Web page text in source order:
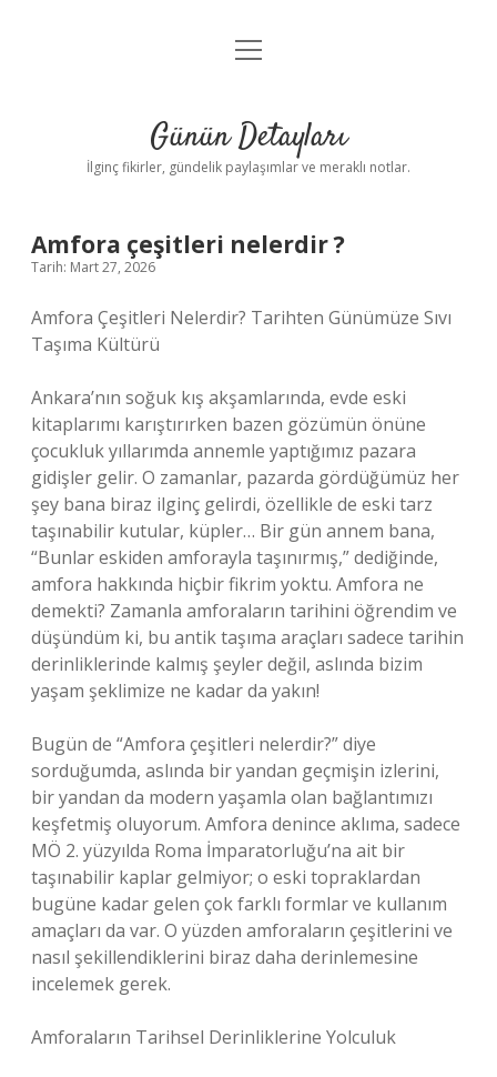
Gizlilik Politikası
Yasal Uyarı
menüyü
Günün Detayları
İlginç fikirler, gündelik paylaşımlar ve meraklı notlar.
Amfora çeşitleri nelerdir ?
Tarih: Mart 27, 2026
Amfora Çeşitleri Nelerdir? Tarihten Günümüze Sıvı
Taşıma Kültürü
Ankara’nın soğuk kış akşamlarında, evde eski
kitaplarımı karıştırırken bazen gözümün önüne
çocukluk yıllarımda annemle yaptığımız pazara
gidişler gelir. O zamanlar, pazarda gördüğümüz her
şey bana biraz ilginç gelirdi, özellikle de eski tarz
taşınabilir kutular, küpler… Bir gün annem bana,
“Bunlar eskiden amforayla taşınırmış,” dediğinde,
amfora hakkında hiçbir fikrim yoktu. Amfora ne
demekti? Zamanla amforaların tarihini öğrendim ve
düşündüm ki, bu antik taşıma araçları sadece tarihin
derinliklerinde kalmış şeyler değil, aslında bizim
yaşam şeklimize ne kadar da yakın!
Bugün de “Amfora çeşitleri nelerdir?” diye
sorduğumda, aslında bir yandan geçmişin izlerini,
bir yandan da modern yaşamla olan bağlantımızı
keşfetmiş oluyorum. Amfora denince aklıma, sadece
MÖ 2. yüzyılda Roma İmparatorluğu’na ait bir
taşınabilir kaplar gelmiyor; o eski topraklardan
bugüne kadar gelen çok farklı formlar ve kullanım
amaçları da var. O yüzden amforaların çeşitlerini ve
nasıl şekillendiklerini biraz daha derinlemesine
incelemek gerek.
Amforaların Tarihsel Derinliklerine Yolculuk